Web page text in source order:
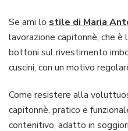
Se ami lo stile di Maria
lavorazione capitonnè, che
bottoni sul rivestimento
cuscini, con un motivo
Come resistere alla
capitonnè, pratico e
contenitivo, adatto in